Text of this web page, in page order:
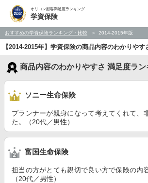
オリコン顧客満足度ランキング
学資保険
おすすめの学資保険ランキング・比較 2014-2015年版
【2014-2015年】学資保険の商品内容のわかりや
商品内容のわかりやすさ 満足度ラン
ソニー生命保険
プランナーが親身になって考えてくれて、
た。（20代／男性）
富国生命保険
担当の方がとても親切で良い方で保険の内
（20代／男性）